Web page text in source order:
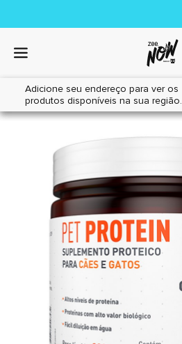
Adicione seu endereço para ver os
produtos disponíveis na sua região.
Home|Cães|Farmácia